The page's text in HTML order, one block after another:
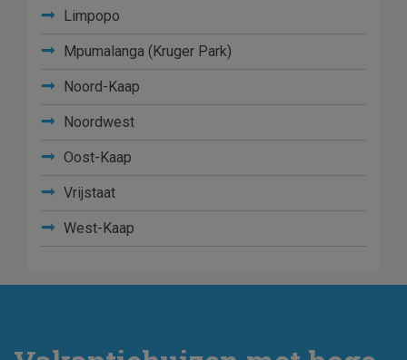
Limpopo
Mpumalanga (Kruger Park)
Noord-Kaap
Noordwest
Oost-Kaap
Vrijstaat
West-Kaap